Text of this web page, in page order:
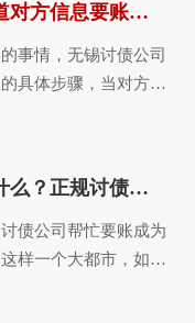
讨债公司教你借钱不还不知道对方信息要账的具体步骤
事情，无锡讨债公司
具体步骤，当对方的
讨债公司使用的要账技巧是什么？正规讨债技巧分享
债公司帮忙要账成为
样一个大都市，如何